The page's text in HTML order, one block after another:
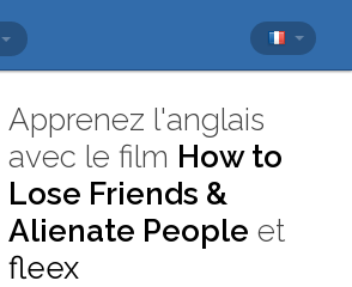
Apprenez l'anglais
avec le film How to
Lose Friends &
Alienate People et
fleex